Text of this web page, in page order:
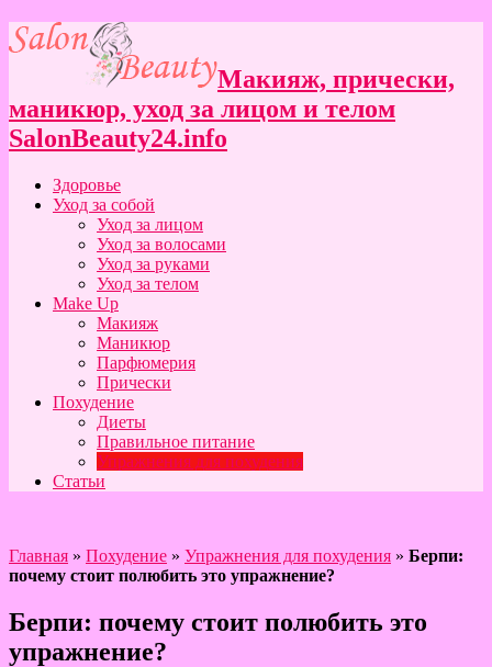
Макияж, прически,
маникюр, уход за лицом и телом
SalonBeauty24.info
Здоровье
Уход за собой
Уход за лицом
Уход за волосами
Уход за руками
Уход за телом
Make Up
Макияж
Маникюр
Парфюмерия
Прически
Похудение
Диеты
Правильное питание
Упражнения для похудения
Статьи
Главная » Похудение » Упражнения для похудения » Берпи:
почему стоит полюбить это упражнение?
Берпи: почему стоит полюбить это
упражнение?